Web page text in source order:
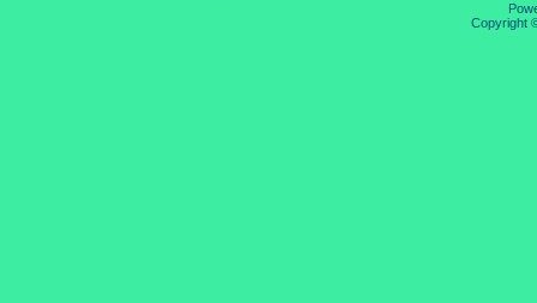
Copyright